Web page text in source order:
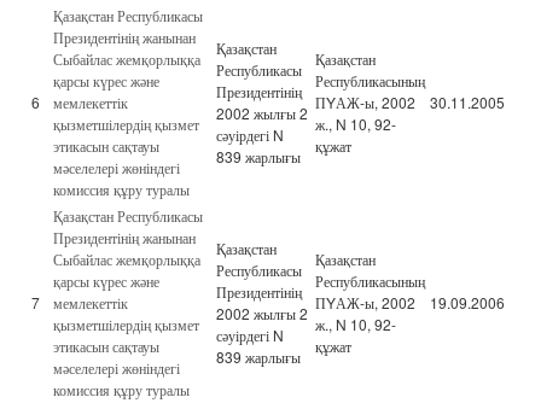
6
Қазақстан Республикасы
Президентінің жанынан
Сыбайлас жемқорлыққа
қарсы күрес және
мемлекеттік
қызметшілердің қызмет
этикасын сақтауы
мәселелері жөніндегі
комиссия құру туралы
Қазақстан
Республикасы
Президентінің
2002 жылғы 2
сәуірдегі N
839 жарлығы
Қазақстан
Республикасының
ПYАЖ-ы, 2002
ж., N 10, 92-
құжат
30.11.2005
7
Қазақстан Республикасы
Президентінің жанынан
Сыбайлас жемқорлыққа
қарсы күрес және
мемлекеттік
қызметшілердің қызмет
этикасын сақтауы
мәселелері жөніндегі
комиссия құру туралы
Қазақстан
Республикасы
Президентінің
2002 жылғы 2
сәуірдегі N
839 жарлығы
Қазақстан
Республикасының
ПYАЖ-ы, 2002
ж., N 10, 92-
құжат
19.09.2006